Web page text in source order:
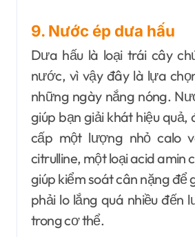
9. Nước ép dưa hấu
Dưa hấu là loại trái cây
nước, vì vậy đây là lựa
những ngày nắng nóng.
giúp bạn giải khát hiệu quả,
cấp một lượng nhỏ calo
citrulline, một loại acid amin
giúp kiểm soát cân nặng để
phải lo lắng quá nhiều đến
trong cơ thể.